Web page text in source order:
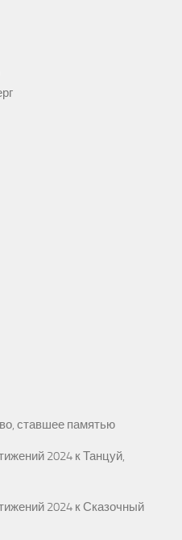
ставшее памятью
2024 кТанцуй,
2024 кСказочный